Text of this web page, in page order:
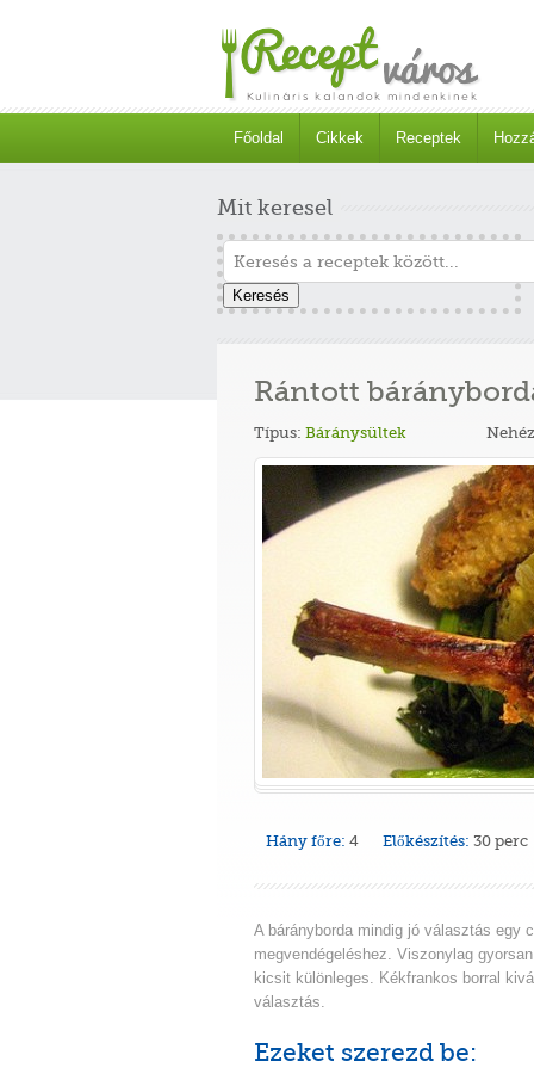
Főoldal Cikkek Receptek
Mit keresel
Keresés
Rántott
Típus: Báránysültek
Hány főre: 4 Előkészítés: 30 perc
A bárányborda mindig jó választás egy
megvendégeléshez. Viszonylag
kicsit különleges. Kékfrankos borral
választás.
Ezeket szerezd be: